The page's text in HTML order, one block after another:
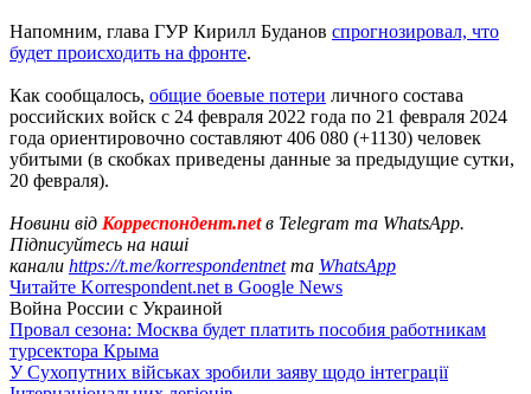
Напомним, глава ГУР Кирилл Буданов спрогнозировал, что
будет происходить на фронте.
Как сообщалось, общие боевые потери личного состава
российских войск с 24 февраля 2022 года по 21 февраля 2024
года ориентировочно составляют 406 080 (+1130) человек
убитыми (в скобках приведены данные за предыдущие сутки,
20 февраля).
Новини від Корреспондент.netв Telegram та WhatsApp.
Підписуйтесь на наші
канали https://t.me/korrespondentnetта WhatsApp
Читайте Korrespondent.net в Google News
Война России с Украиной
Провал сезона: Москва будет платить пособия работникам
турсектора Крыма
У Сухопутних військах зробили заяву щодо інтеграції